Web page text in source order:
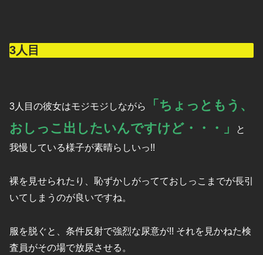
3人目
3人目の彼女はモジモジしながら
「ちょっともう、
おしっこ出したいんですけど・・・」
と
我慢している様子が素晴らしいっ!!
裸を見せられたり、恥ずかしがってておしっこまでが長引
いてしまうのが良いですね。
服を脱ぐと、条件反射で強烈な尿意が!! それを見かねた検
査員がその場で放尿させる。